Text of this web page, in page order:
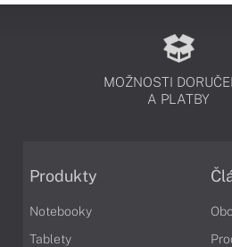
MOŽNOSTI
A PLATBY
Produkty
Notebooky
Tablety